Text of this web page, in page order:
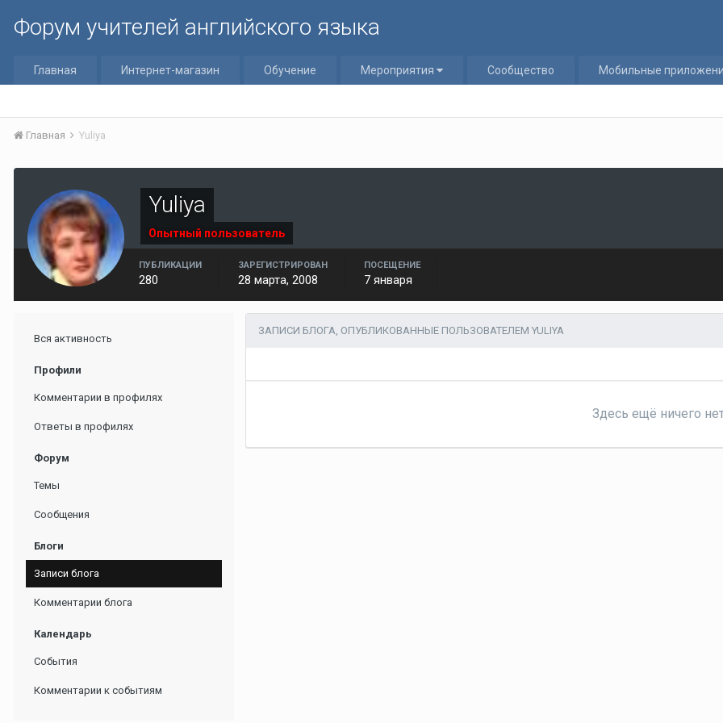
Форум учителей английского языка
Главная Интернет-магазин Обучение Мероприятия Сообщество Мобильные
Главная Yuliya
Yuliya
Опытный пользователь
ПУБЛИКАЦИИ
280
ЗАРЕГИСТРИРОВАН
28 марта, 2008
ПОСЕЩЕНИЕ
7 января
Вся активность
Профили
Комментарии в профилях
Ответы в профилях
Форум
Темы
Сообщения
Блоги
Записи блога
Комментарии блога
Календарь
События
Комментарии к событиям
ЗАПИСИ БЛОГА, ОПУБЛИКОВАННЫЕ ПОЛЬЗОВАТЕЛЕМ YULIYA
Здесь ещё ничего